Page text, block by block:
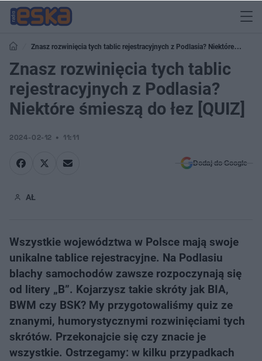
Znasz rozwinięcia tych tablic rejestracyjnych z Podlasia? Niektóre
śmieszą do łez [QUIZ]
Znasz rozwinięcia tych tablic
rejestracyjnych z Podlasia?
Niektóre śmieszą do łez [QUIZ]
2024-02-12 11:11
Dodaj do Google
AŁ
Wszystkie województwa w Polsce mają swoje
unikalne tablice rejestracyjne. Na Podlasiu
blachy samochodów zawsze rozpoczynają się
od litery „B”. Kojarzysz takie skróty jak BIA,
BWM czy BSK? My przygotowaliśmy quiz ze
znanymi, humorystycznymi rozwinięciami tych
skrótów. Przekonajcie się czy znacie je
wszystkie. Ostrzegamy: w kilku przypadkach